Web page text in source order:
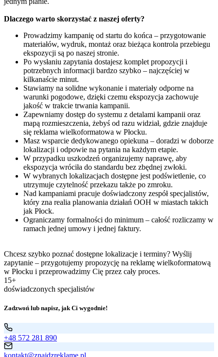
Dlaczego warto skorzystać z naszej oferty?
Prowadzimy kampanię od startu do końca – przygotowanie
materiałów, wydruk, montaż oraz bieżąca kontrola przebiegu
ekspozycji są po naszej stronie.
Po wysłaniu zapytania dostajesz komplet propozycji i
potrzebnych informacji bardzo szybko – najczęściej w
kilkanaście minut.
Stawiamy na solidne wykonanie i materiały odporne na
warunki pogodowe, dzięki czemu ekspozycja zachowuje
jakość w trakcie trwania kampanii.
Zapewniamy dostęp do systemu z detalami kampanii oraz
mapą rozmieszczenia, żebyś od razu widział, gdzie znajduje
się reklama wielkoformatowa w Płocku.
Masz wsparcie dedykowanego opiekuna – doradzi w doborze
lokalizacji i odpowie na pytania na każdym etapie.
W przypadku uszkodzeń organizujemy naprawę, aby
ekspozycja wróciła do standardu bez zbędnej zwłoki.
W wybranych lokalizacjach dostępne jest podświetlenie, co
utrzymuje czytelność przekazu także po zmroku.
Nad kampaniami pracuje doświadczony zespół specjalistów,
który zna realia planowania działań OOH w miastach takich
jak Płock.
Ograniczamy formalności do minimum – całość rozliczamy w
ramach jednej umowy i jednej faktury.
Chcesz szybko poznać dostępne lokalizacje i terminy? Wyślij
zapytanie – przygotujemy propozycję na reklamę wielkoformatową
w Płocku i przeprowadzimy Cię przez cały proces.
15+
doświadczonych specjalistów
Zadzwoń lub napisz, jak Ci wygodnie!
+48 572 281 890